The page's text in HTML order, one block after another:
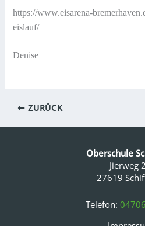
https://www.eisarena-
eislauf/
Denise
ZURÜCK
Oberschule
Jierweg
27619
Telefon: